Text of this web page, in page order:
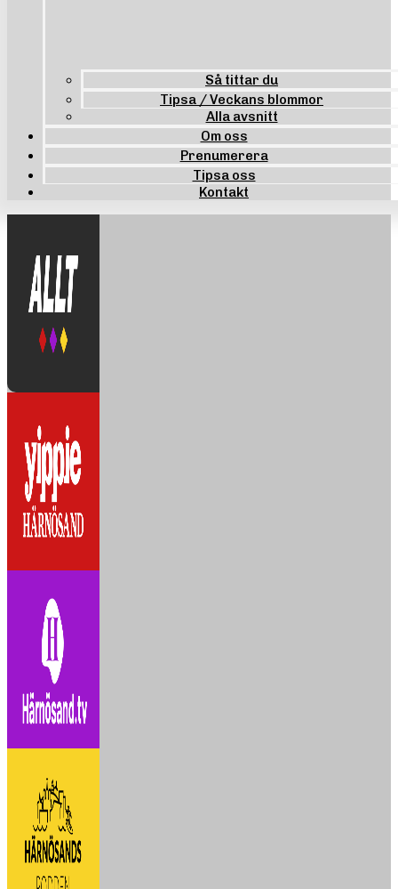
Så tittar du
Tipsa / Veckans blommor
Alla avsnitt
Om oss
Prenumerera
Tipsa oss
Kontakt